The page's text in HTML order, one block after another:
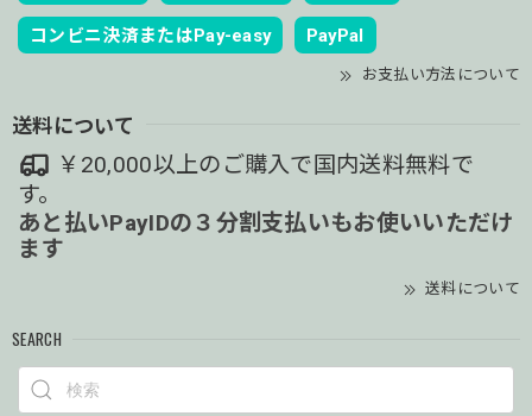
コンビニ決済またはPay-easy PayPal
お支払い方法について
送料について
￥20,000以上のご購入で国内送料無料で
す。
あと払いPayIDの３分割支払いもお使いいただけ
ます
送料について
SEARCH